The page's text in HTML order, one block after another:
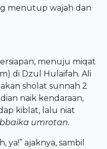
menutup wajah dan
menuju miqat
di Dzul Hulaifah. Ali
sholat sunnah 2
naik kendaraan,
kiblat, lalu niat
umrotan.
ya!” ajaknya, sambil